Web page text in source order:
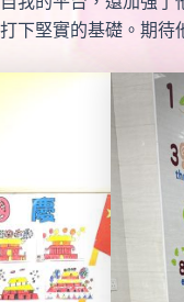
下堅實的基礎。期